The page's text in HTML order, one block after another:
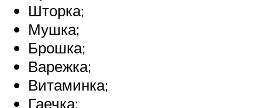
Шторка;
Мушка;
Брошка;
Варежка;
Витаминка;
Гаечка;